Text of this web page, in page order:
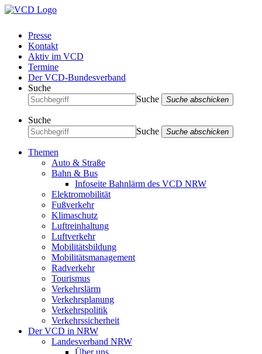
Presse
Kontakt
Aktiv im VCD
Termine
Der VCD-Bundesverband
Suche
Suche
Suche abschicken
Suche
Suche
Suche abschicken
Themen
Auto & Straße
Bahn & Bus
Infoseite Bahnlärm des VCD NRW
Elektromobilität
Fußverkehr
Klimaschutz
Luftreinhaltung
Luftverkehr
Mobilitätsbildung
Mobilitätsmanagement
Radverkehr
Tourismus
Verkehrslärm
Verkehrsplanung
Verkehrspolitik
Verkehrssicherheit
Der VCD in NRW
Landesverband NRW
Über uns